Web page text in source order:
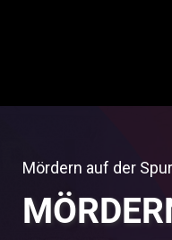
Mördern auf der Spur